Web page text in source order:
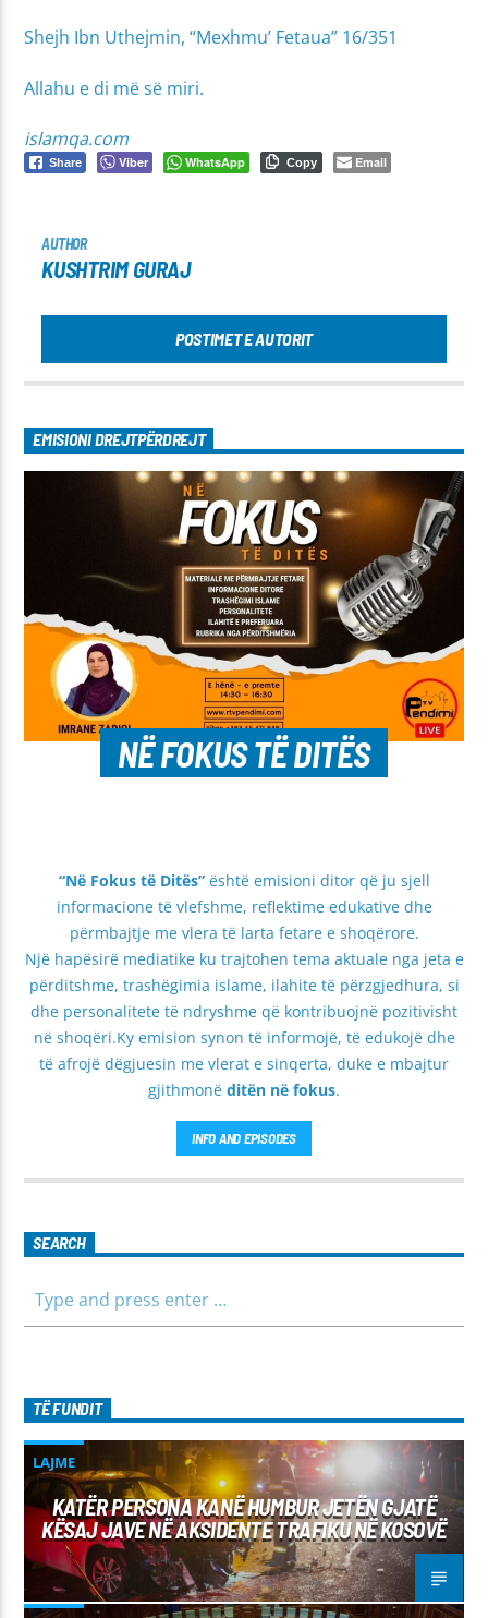
Shejh Ibn Uthejmin, “Mexhmu’ Fetaua” 16/351
Allahu e di më së miri.
islamqa.com
Share Viber WhatsApp Copy Email
AUTHOR
KUSHTRIM GURAJ
POSTIMET E AUTORIT
EMISIONI DREJTPËRDREJT
NË FOKUS TË DITËS
“Në Fokus të Ditës”është emisioni ditor që ju sjell
informacione të vlefshme, reflektime edukative dhe
përmbajtje me vlera të larta fetare e shoqërore.
Një hapësirë mediatike ku trajtohen tema aktuale nga jeta e
përditshme, trashëgimia islame, ilahite të përzgjedhura, si
dhe personalitete të ndryshme që kontribuojnë pozitivisht
në shoqëri.Ky emision synon të informojë, të edukojë dhe
të afrojë dëgjuesin me vlerat e sinqerta, duke e mbajtur
gjithmonë ditën në fokus.
INFO AND EPISODES
SEARCH
TË FUNDIT
LAJME
KATËR PERSONA KANË HUMBUR JETËN GJATË
KËSAJ JAVE NË AKSIDENTE TRAFIKU NË KOSOVË